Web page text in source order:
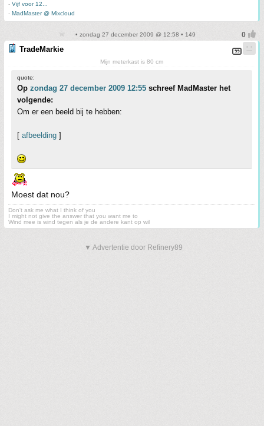
- Vijf voor 12...
- MadMaster @ Mixcloud
• zondag 27 december 2009 @ 12:58 • 149
TradeMarkie
Mijn meterkast is 80 cm
quote:
Op zondag 27 december 2009 12:55 schreef MadMaster het
volgende:
Om er een beeld bij te hebben:
[ afbeelding ]
Moest dat nou?
Don't ask me what I think of you
I might not give the answer that you want me to
Wind mee is wind tegen als je de andere kant op wil
▼ Advertentie door Refinery89